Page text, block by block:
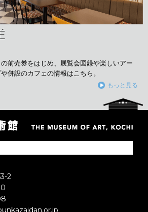
前売券をはじめ、展覧会図録や楽しいアー
併設のカフェの情報はこちら。
もっと見る
2